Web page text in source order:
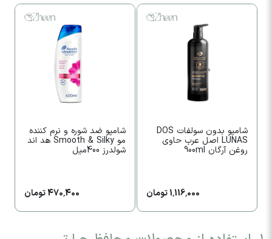
شامپو بدون سولفات DOS
LUNAS اصل عرب حاوی
روغن آرگان 900ml
1,116,000 تومان
شامپو ضد شوره و نرم کننده
مو Smooth & Silky هد اند
شولدرز 400میل
470,400 تومان